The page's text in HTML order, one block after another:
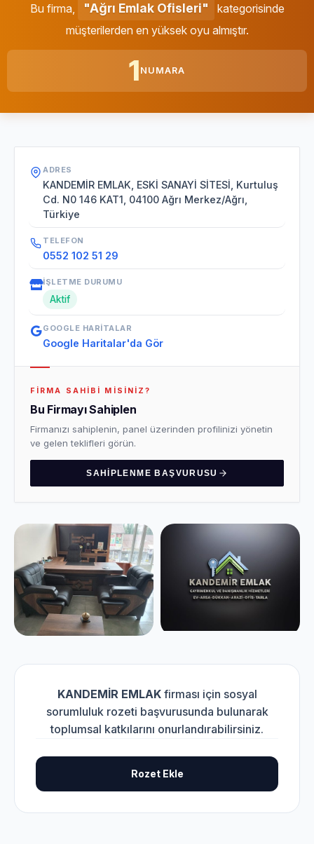
Bu firma, "Ağrı Emlak Ofisleri"
kategorisinde
müşterilerden en yüksek oyu almıştır.
1 NUMARA
KANDEMİR EMLAKfirması için sosyal
sorumluluk rozeti başvurusunda bulunarak
toplumsal katkılarını onurlandırabilirsiniz.
Rozet Ekle
ADRES
KANDEMİR EMLAK, ESKİ SANAYİ SİTESİ, Kurtuluş
Cd. N0 146 KAT1, 04100 Ağrı Merkez/Ağrı,
Türkiye
TELEFON
0552 102 51 29
İŞLETME DURUMU
Aktif
GOOGLE HARITALAR
Google Haritalar'da Gör
FIRMA SAHIBI MISINIZ?
Bu Firmayı Sahiplen
Firmanızı sahiplenin, panel üzerinden profilinizi yönetin
ve gelen teklifleri görün.
SAHIPLENME BAŞVURUSU